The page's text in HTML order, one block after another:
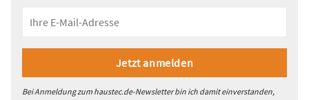
Bei Anmeldung zum haustec.de-Newsletter bin ich damit einverstanden,